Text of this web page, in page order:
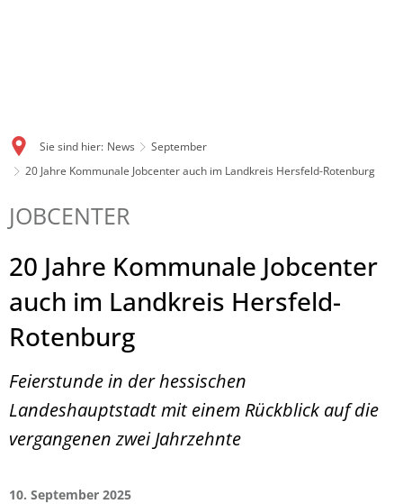
Sie sind hier: News
September
20 Jahre Kommunale Jobcenter auch im Landkreis Hersfeld-Rotenburg
JOBCENTER
20 Jahre Kommunale Jobcenter
auch im Landkreis Hersfeld-
Rotenburg
Feierstunde in der hessischen
Landeshauptstadt mit einem Rückblick auf die
vergangenen zwei Jahrzehnte
10. September 2025